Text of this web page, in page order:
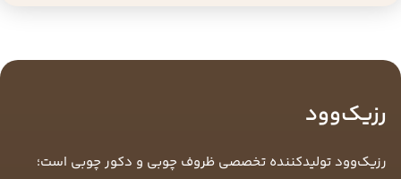
رزیک‌وود
رزیک‌وود تولیدکننده تخصصی ظروف چوبی و دکور چوبی است؛